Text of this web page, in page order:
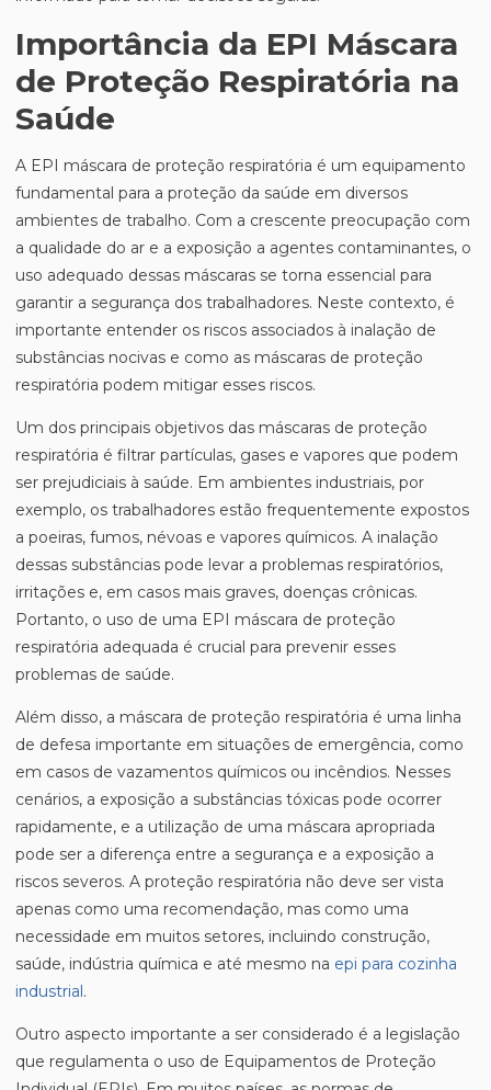
Importância da EPI Máscara
de Proteção Respiratória na
Saúde
A EPI máscara de proteção respiratória é um equipamento
fundamental para a proteção da saúde em diversos
ambientes de trabalho. Com a crescente preocupação com
a qualidade do ar e a exposição a agentes contaminantes, o
uso adequado dessas máscaras se torna essencial para
garantir a segurança dos trabalhadores. Neste contexto, é
importante entender os riscos associados à inalação de
substâncias nocivas e como as máscaras de proteção
respiratória podem mitigar esses riscos.
Um dos principais objetivos das máscaras de proteção
respiratória é filtrar partículas, gases e vapores que podem
ser prejudiciais à saúde. Em ambientes industriais, por
exemplo, os trabalhadores estão frequentemente expostos
a poeiras, fumos, névoas e vapores químicos. A inalação
dessas substâncias pode levar a problemas respiratórios,
irritações e, em casos mais graves, doenças crônicas.
Portanto, o uso de uma EPI máscara de proteção
respiratória adequada é crucial para prevenir esses
problemas de saúde.
Além disso, a máscara de proteção respiratória é uma linha
de defesa importante em situações de emergência, como
em casos de vazamentos químicos ou incêndios. Nesses
cenários, a exposição a substâncias tóxicas pode ocorrer
rapidamente, e a utilização de uma máscara apropriada
pode ser a diferença entre a segurança e a exposição a
riscos severos. A proteção respiratória não deve ser vista
apenas como uma recomendação, mas como uma
necessidade em muitos setores, incluindo construção,
saúde, indústria química e até mesmo na epi para cozinha
industrial.
Outro aspecto importante a ser considerado é a legislação
que regulamenta o uso de Equipamentos de Proteção